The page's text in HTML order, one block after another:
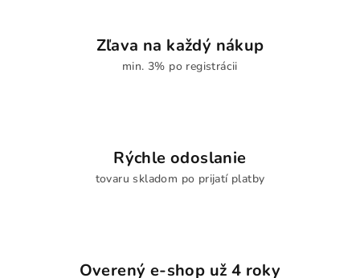
Zľava na každý nákup
min. 3% po registrácii
Rýchle odoslanie
tovaru skladom po prijatí platby
Overený e-shop už 4 roky